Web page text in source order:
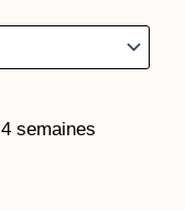
semaines